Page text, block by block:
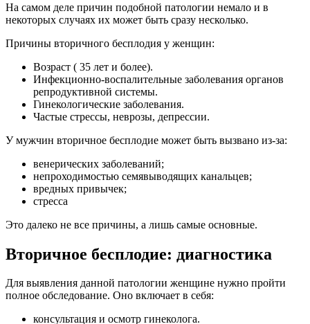
На самом деле причин подобной патологии немало и в
некоторых случаях их может быть сразу несколько.
Причины вторичного бесплодия у женщин:
Возраст ( 35 лет и более).
Инфекционно-воспалительные заболевания органов
репродуктивной системы.
Гинекологические заболевания.
Частые стрессы, неврозы, депрессии.
У мужчин вторичное бесплодие может быть вызвано из-за:
венерических заболеваний;
непроходимостью семявыводящих канальцев;
вредных привычек;
стресса
Это далеко не все причины, а лишь самые основные.
Вторичное бесплодие: диагностика
Для выявления данной патологии женщине нужно пройти
полное обследование. Оно включает в себя:
консультация и осмотр гинеколога.